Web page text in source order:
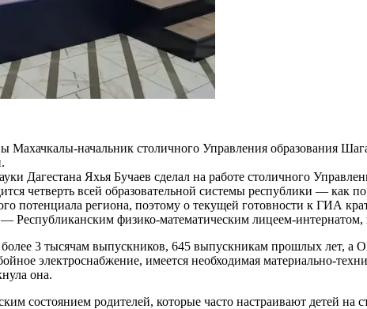
начальник столичного Управления образования
Дагестана Яхья Бучаев сделал на работе столичного
четверть всей образовательной системы республики — как
потенциала региона, поэтому о текущей готовности к ГИА
Республиканским физико-математическим лицеем-
3 тысячам выпускников, 645 выпускникам прошлых лет,
электроснабжение, имеется необходимая материально-
она.
состоянием родителей, которые часто настраивают детей на